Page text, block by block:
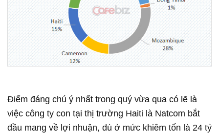
Điểm đáng chú ý nhất trong quý vừa qua có lẽ là
việc công ty con tại thị trường Haiti là Natcom bắt
đầu mang về lợi nhuận, dù ở mức khiêm tốn là 24 tỷ